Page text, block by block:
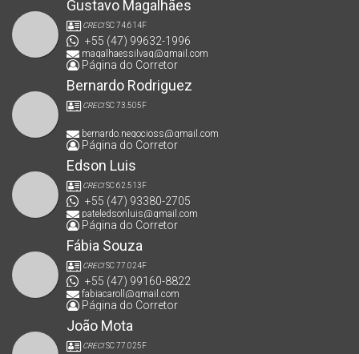
Gustavo Magalhães
CRECISC 74.614F
+55 (47) 99632-1996
magalhaessilvag@gmail.com
Página do Corretor
Bernardo Rodriguez
CRECISC 73.505F
bernardo.negocioss@gmail.com
Página do Corretor
Edson Luis
CRECISC 62.513F
+55 (47) 93380-2705
pateledsonluis@gmail.com
Página do Corretor
Fábia Souza
CRECISC 77.024F
+55 (47) 99160-8822
fabiacaroll@gmail.com
Página do Corretor
João Mota
CRECISC 77.025F